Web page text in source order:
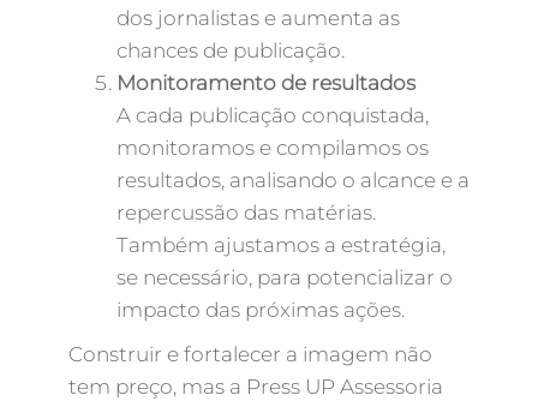
dos jornalistas e aumenta as
chances de publicação.
Monitoramento de resultados
A cada publicação conquistada,
monitoramos e compilamos os
resultados, analisando o alcance e a
repercussão das matérias.
Também ajustamos a estratégia,
se necessário, para potencializar o
impacto das próximas ações.
Construir e fortalecer a imagem não
tem preço, mas a Press UP Assessoria